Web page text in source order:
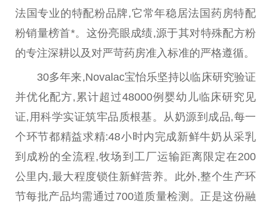
法国专业的特配粉品牌,它常年稳居法国药房特配
粉销量榜首*。这份亮眼成绩,源于其对特殊配方粉
的专注深耕以及对严苛药房准入标准的严格遵循。
30多年来,Novalac宝怡乐坚持以临床研究验证
并优化配方,累计超过48000例婴幼儿临床研究见
证,用科学实证筑牢品质根基。从奶源到成品,每一
个环节都精益求精:48小时内完成新鲜牛奶从采乳
到成粉的全流程,牧场到工厂运输距离限定在200
公里内,最大程度锁住新鲜营养。此外,整个生产环
节每批产品均需通过700道质量检测。正是这份融